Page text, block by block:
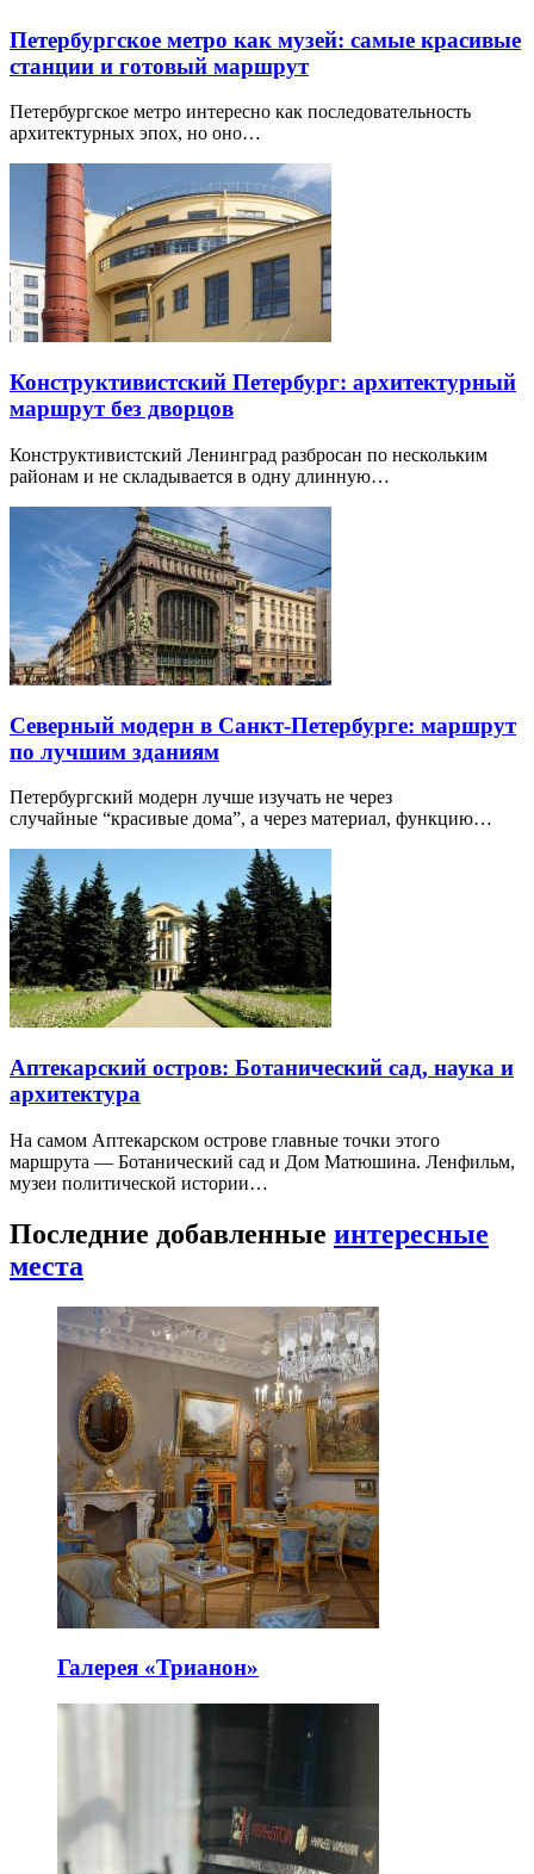
Петербургское метро как музей: самые красивые
станции и готовый маршрут
Петербургское метро интересно как последовательность
архитектурных эпох, но оно…
Конструктивистский Петербург: архитектурный
маршрут без дворцов
Конструктивистский Ленинград разбросан по нескольким
районам и не складывается в одну длинную…
Северный модерн в Санкт-Петербурге: маршрут
по лучшим зданиям
Петербургский модерн лучше изучать не через
случайные “красивые дома”, а через материал, функцию…
Аптекарский остров: Ботанический сад, наука и
архитектура
На самом Аптекарском острове главные точки этого
маршрута — Ботанический сад и Дом Матюшина. Ленфильм,
музеи политической истории…
Последние добавленные интересные
места
Галерея «Трианон»